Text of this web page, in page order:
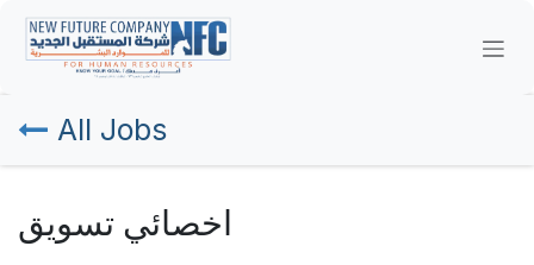
Skip to Content
All Jobs
اخصائي تسويق